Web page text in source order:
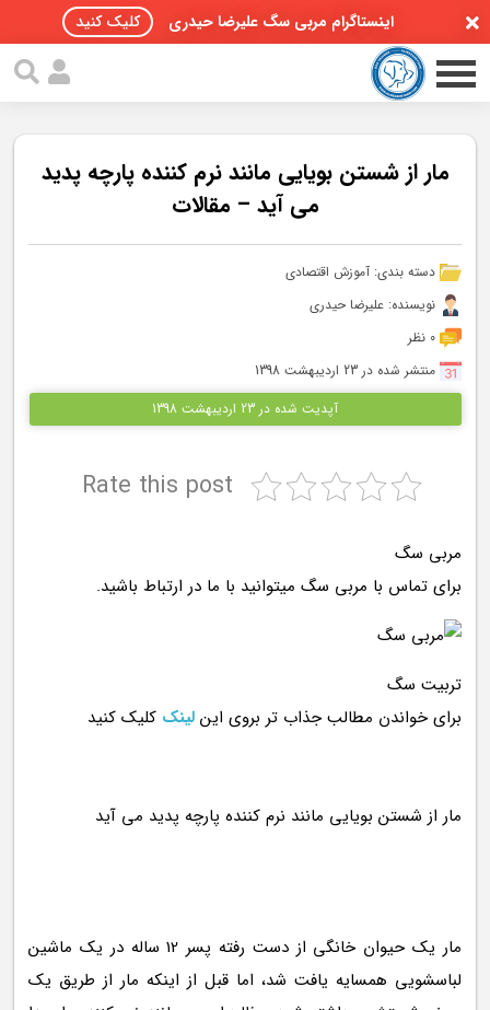
اینستاگرام مربی سگ علیرضا حیدری کلیک کنید
صفحه اصلی
مقالات سگ ها
پادکست سگ ها
سمینار تهران 96
تماس با ما
مار از شستن بویایی مانند نرم کننده پارچه پدید
می آید – مقالات
دسته بندی:آموزش اقتصادی
نویسنده: علیرضا حیدری
0 نظر
منتشر شده در 23 اردیبهشت 1398
آپدیت شده در 23 اردیبهشت 1398
Rate this post
مربی سگ
برای تماس با مربی سگ میتوانید با ما در ارتباط باشید.
تربیت سگ
برای خواندن مطالب جذاب تر بروی اینلینک کلیک کنید
مار یک حیوان خانگی از دست رفته پسر 12 ساله در یک ماشین
لباسشویی همسایه یافت شد، اما قبل از اینکه مار از طریق یک